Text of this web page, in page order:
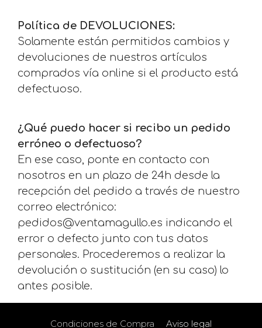
Política de DEVOLUCIONES:
Solamente están permitidos cambios y
devoluciones de nuestros artículos
comprados vía online si el producto está
defectuoso.
¿Qué puedo hacer si recibo un pedido
erróneo o defectuoso?
En ese caso, ponte en contacto con
nosotros en un plazo de 24h desde la
recepción del pedido a través de nuestro
correo electrónico:
pedidos@ventamagullo.es indicando el
error o defecto junto con tus datos
personales. Procederemos a realizar la
devolución o sustitución (en su caso) lo
antes posible.
Condiciones de Compra Aviso legal